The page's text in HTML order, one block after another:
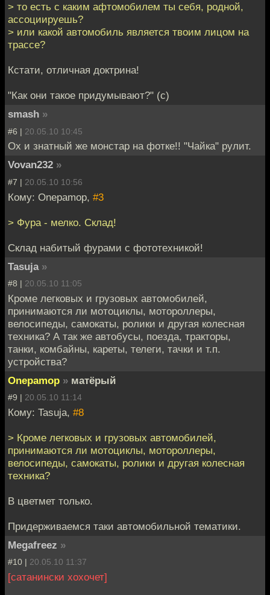
> то есть с каким афтомобилем ты себя, родной,
ассоциируешь?
> или какой автомобиль является твоим лицом на
трассе?
Кстати, отличная доктрина!
"Как они такое придумывают?" (с)
smash »
#6 | 20.05.10 10:45
Ох и знатный же монстар на фотке!! "Чайка" рулит.
Vovan232 »
#7 | 20.05.10 10:56
Кому: Onepamop, #3
> Фура - мелко. Склад!
Склад набитый фурами с фототехникой!
Tasuja »
#8 | 20.05.10 11:05
Кроме легковых и грузовых автомобилей,
принимаются ли мотоциклы, мотороллеры,
велосипеды, самокаты, ролики и другая колесная
техника? А так же автобусы, поезда, тракторы,
танки, комбайны, кареты, телеги, тачки и т.п.
устройства?
Onepamop » матёрый
#9 | 20.05.10 11:14
Кому: Tasuja, #8
> Кроме легковых и грузовых автомобилей,
принимаются ли мотоциклы, мотороллеры,
велосипеды, самокаты, ролики и другая колесная
техника?
В цветмет только.
Придерживаемся таки автомобильной тематики.
Megafreez »
#10 | 20.05.10 11:37
[сатанински хохочет]